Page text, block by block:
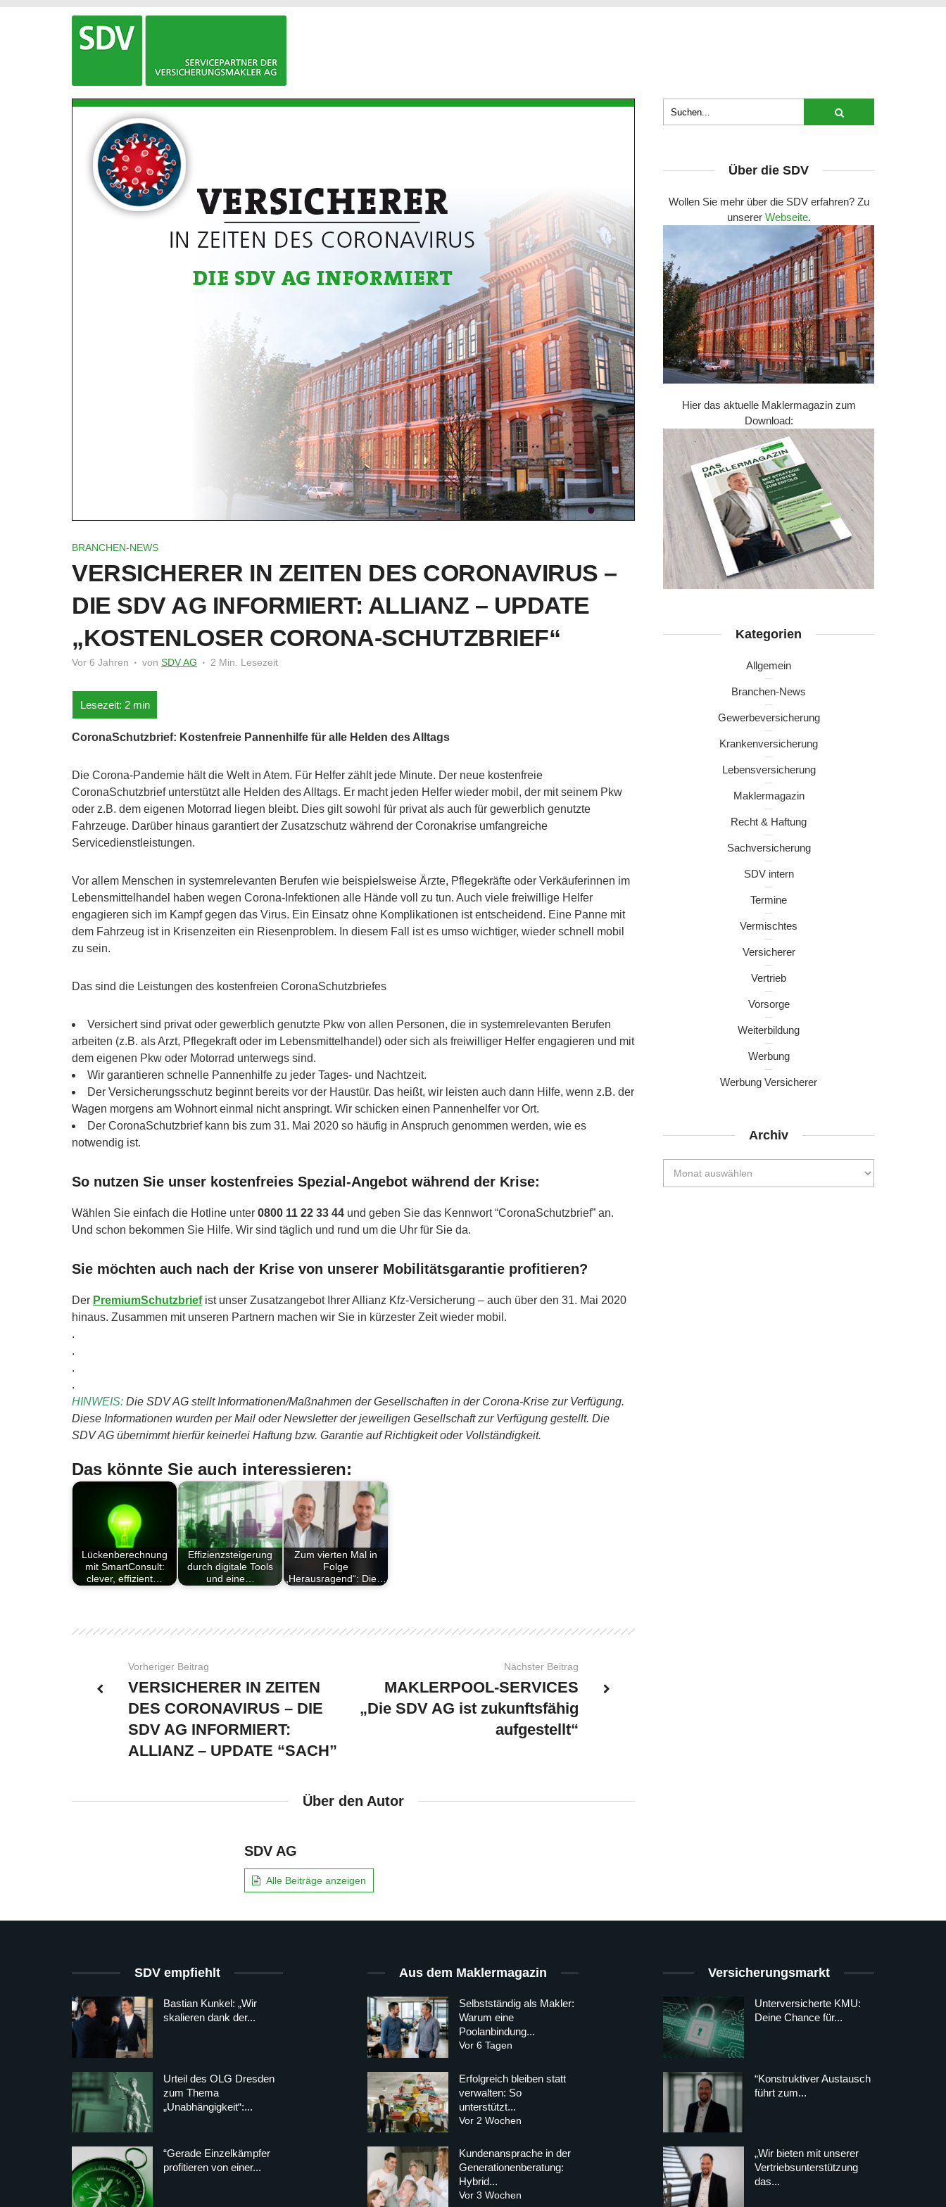
BRANCHEN-NEWS
VERSICHERER IN ZEITEN DES CORONAVIRUS –
DIE SDV AG INFORMIERT: ALLIANZ – UPDATE
„KOSTENLOSER CORONA-SCHUTZBRIEF“
Vor 6 Jahren von SDV AG 2 Min. Lesezeit
CoronaSchutzbrief: Kostenfreie Pannenhilfe für alle Helden des Alltags
Die Corona-Pandemie hält die Welt in Atem. Für Helfer zählt jede Minute. Der neue kostenfreie
CoronaSchutzbrief unterstützt alle Helden des Alltags. Er macht jeden Helfer wieder mobil, der mit seinem Pkw
oder z.B. dem eigenen Motorrad liegen bleibt. Dies gilt sowohl für privat als auch für gewerblich genutzte
Fahrzeuge. Darüber hinaus garantiert der Zusatzschutz während der Coronakrise umfangreiche
Servicedienstleistungen.
Vor allem Menschen in systemrelevanten Berufen wie beispielsweise Ärzte, Pflegekräfte oder Verkäuferinnen im
Lebensmittelhandel haben wegen Corona-Infektionen alle Hände voll zu tun. Auch viele freiwillige Helfer
engagieren sich im Kampf gegen das Virus. Ein Einsatz ohne Komplikationen ist entscheidend. Eine Panne mit
dem Fahrzeug ist in Krisenzeiten ein Riesenproblem. In diesem Fall ist es umso wichtiger, wieder schnell mobil
zu sein.
Das sind die Leistungen des kostenfreien CoronaSchutzbriefes
Versichert sind privat oder gewerblich genutzte Pkw von allen Personen, die in systemrelevanten Berufen
arbeiten (z.B. als Arzt, Pflegekraft oder im Lebensmittelhandel) oder sich als freiwilliger Helfer engagieren und mit
dem eigenen Pkw oder Motorrad unterwegs sind.
Wir garantieren schnelle Pannenhilfe zu jeder Tages- und Nachtzeit.
Der Versicherungsschutz beginnt bereits vor der Haustür. Das heißt, wir leisten auch dann Hilfe, wenn z.B. der
Wagen morgens am Wohnort einmal nicht anspringt. Wir schicken einen Pannenhelfer vor Ort.
Der CoronaSchutzbrief kann bis zum 31. Mai 2020 so häufig in Anspruch genommen werden, wie es
notwendig ist.
So nutzen Sie unser kostenfreies Spezial-Angebot während der Krise:
Wählen Sie einfach die Hotline unter 0800 11 22 33 44 und geben Sie das Kennwort “CoronaSchutzbrief” an.
Und schon bekommen Sie Hilfe. Wir sind täglich und rund um die Uhr für Sie da.
Sie möchten auch nach der Krise von unserer Mobilitätsgarantie profitieren?
Der PremiumSchutzbriefist unser Zusatzangebot Ihrer Allianz Kfz-Versicherung – auch über den 31. Mai 2020
hinaus. Zusammen mit unseren Partnern machen wir Sie in kürzester Zeit wieder mobil.
.
.
.
.
HINWEIS: Die SDV AG stellt Informationen/Maßnahmen der Gesellschaften in der Corona-Krise zur Verfügung.
Diese Informationen wurden per Mail oder Newsletter der jeweiligen Gesellschaft zur Verfügung gestellt. Die
SDV AG übernimmt hierfür keinerlei Haftung bzw. Garantie auf Richtigkeit oder Vollständigkeit.
Das könnte Sie auch interessieren:
Lückenberechnung
mit SmartConsult:
clever, effizient…
Effizienzsteigerung
durch digitale Tools
und eine…
Zum vierten Mal in
Folge
„Herausragend“: Die…
Vorheriger Beitrag
VERSICHERER IN ZEITEN
DES CORONAVIRUS – DIE
SDV AG INFORMIERT:
ALLIANZ – UPDATE “SACH”
Nächster Beitrag
MAKLERPOOL-SERVICES
„Die SDV AG ist zukunftsfähig
aufgestellt“
Über den Autor
SDV AG
Alle Beiträge anzeigen
Über die SDV
Wollen Sie mehr über die SDV erfahren? Zu
unserer Webseite.
Hier das aktuelle Maklermagazin zum
Download:
Kategorien
Allgemein
Branchen-News
Gewerbeversicherung
Krankenversicherung
Lebensversicherung
Maklermagazin
Recht & Haftung
Sachversicherung
SDV intern
Termine
Vermischtes
Versicherer
Vertrieb
Vorsorge
Weiterbildung
Werbung
Werbung Versicherer
Archiv
SDV empfiehlt
Bastian Kunkel: „Wir
skalieren dank der...
Urteil des OLG Dresden
zum Thema
„Unabhängigkeit“:...
“Gerade Einzelkämpfer
profitieren von einer...
Aus dem Maklermagazin
Selbstständig als Makler:
Warum eine
Poolanbindung...
Vor 6 Tagen
Erfolgreich bleiben statt
verwalten: So
unterstützt...
Vor 2 Wochen
Kundenansprache in der
Generationenberatung:
Hybrid...
Vor 3 Wochen
Versicherungsmarkt
Unterversicherte KMU:
Deine Chance für...
“Konstruktiver Austausch
führt zum...
„Wir bieten mit unserer
Vertriebsunterstützung
das...